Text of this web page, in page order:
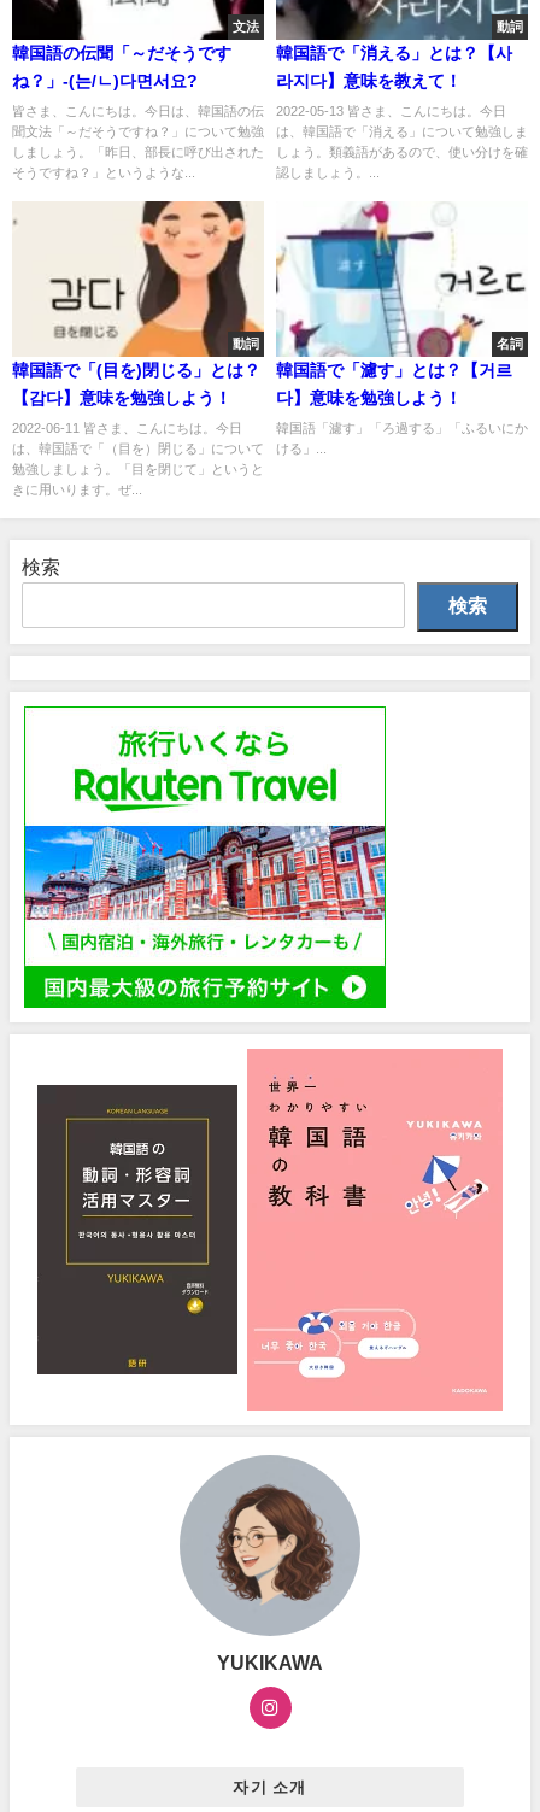
文法
韓国語の伝聞「～だそうです
ね？」-(는/ㄴ)다면서요?
皆さま、こんにちは。今日は、韓国語の伝
聞文法「～だそうですね？」について勉強
しましょう。「昨日、部長に呼び出された
そうですね？」というような...
動詞
韓国語で「消える」とは？【사
라지다】意味を教えて！
2022-05-13 皆さま、こんにちは。今日
は、韓国語で「消える」について勉強しま
しょう。類義語があるので、使い分けを確
認しましょう。...
動詞
韓国語で「(目を)閉じる」とは？
【감다】意味を勉強しよう！
2022-06-11 皆さま、こんにちは。今日
は、韓国語で「（目を）閉じる」について
勉強しましょう。「目を閉じて」というと
きに用いります。ぜ...
名詞
韓国語で「濾す」とは？【거르
다】意味を勉強しよう！
韓国語「濾す」「ろ過する」「ふるいにか
ける」...
検索
検索
YUKIKAWA
자기 소개